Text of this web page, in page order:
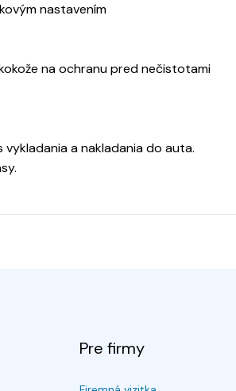
nastavením
na ochranu pred nečistotami
a nakladania do auta.
Pre firmy